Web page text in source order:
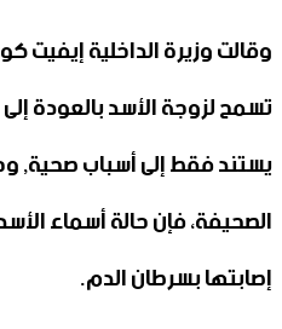
وقالت وزيرة الداخلية إيفيت
تسمح لزوجة الأسد بالعودة إلى
يستند فقط إلى أسباب صحية,
الصحيفة، فإن حالة أسماء
إصابتها بسرطان الدم.